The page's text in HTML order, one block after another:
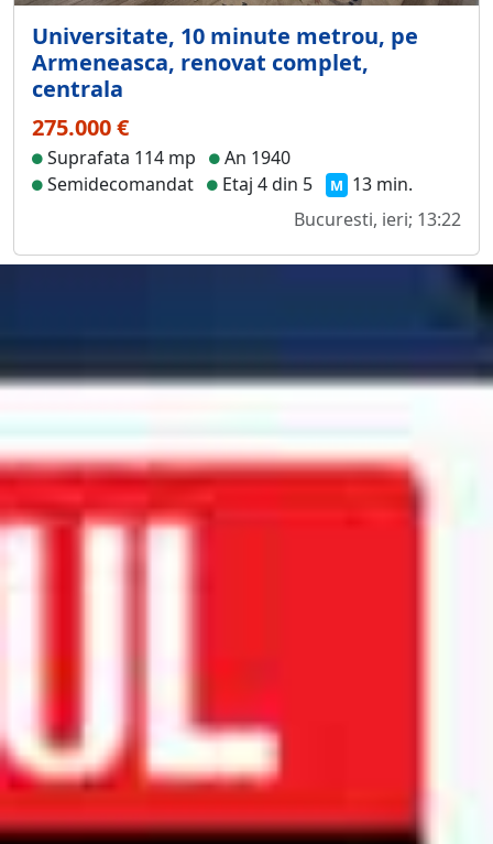
Universitate, 10 minute metrou, pe
Armeneasca, renovat complet,
centrala
275.000 €
Suprafata 114 mp
An 1940
Semidecomandat
Etaj 4 din 5 M 13 min.
Bucuresti, ieri; 13:22